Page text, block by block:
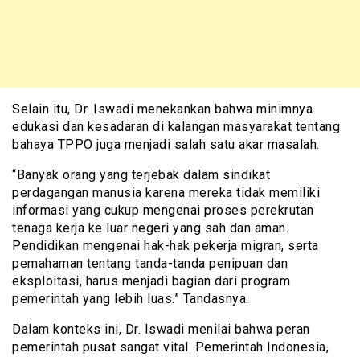
Selain itu, Dr. Iswadi menekankan bahwa minimnya
edukasi dan kesadaran di kalangan masyarakat tentang
bahaya TPPO juga menjadi salah satu akar masalah.
“Banyak orang yang terjebak dalam sindikat
perdagangan manusia karena mereka tidak memiliki
informasi yang cukup mengenai proses perekrutan
tenaga kerja ke luar negeri yang sah dan aman.
Pendidikan mengenai hak-hak pekerja migran, serta
pemahaman tentang tanda-tanda penipuan dan
eksploitasi, harus menjadi bagian dari program
pemerintah yang lebih luas.” Tandasnya.
Dalam konteks ini, Dr. Iswadi menilai bahwa peran
pemerintah pusat sangat vital. Pemerintah Indonesia,